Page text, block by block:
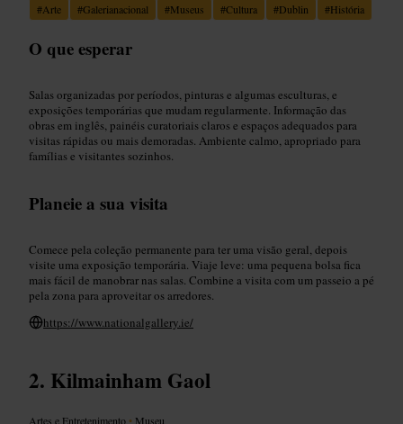
#Arte #Galerianacional #Museus #Cultura #Dublin #História
O que esperar
Salas organizadas por períodos, pinturas e algumas esculturas, e
exposições temporárias que mudam regularmente. Informação das
obras em inglês, painéis curatoriais claros e espaços adequados para
visitas rápidas ou mais demoradas. Ambiente calmo, apropriado para
famílias e visitantes sozinhos.
Planeie a sua visita
Comece pela coleção permanente para ter uma visão geral, depois
visite uma exposição temporária. Viaje leve: uma pequena bolsa fica
mais fácil de manobrar nas salas. Combine a visita com um passeio a pé
pela zona para aproveitar os arredores.
https://www.nationalgallery.ie/
Kilmainham Gaol
Artes e Entretenimento • Museu